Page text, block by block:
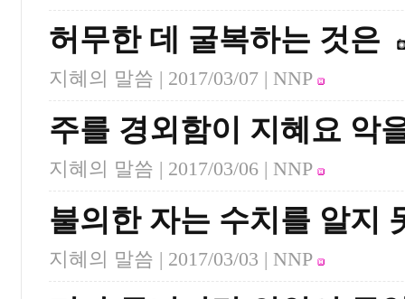
허무한 데 굴복하는 것은
지혜의 말씀 | 2017/03/07 | NNP
주를 경외함이 지혜요 악
지혜의 말씀 | 2017/03/06 | NNP
불의한 자는 수치를 알지
지혜의 말씀 | 2017/03/03 | NNP